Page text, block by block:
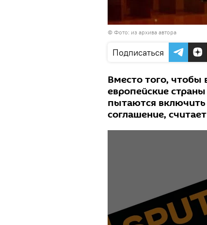
© Фото: из архива автора
Подписаться
Вместо того, чтобы
европейские
пытаются включить
соглашение,